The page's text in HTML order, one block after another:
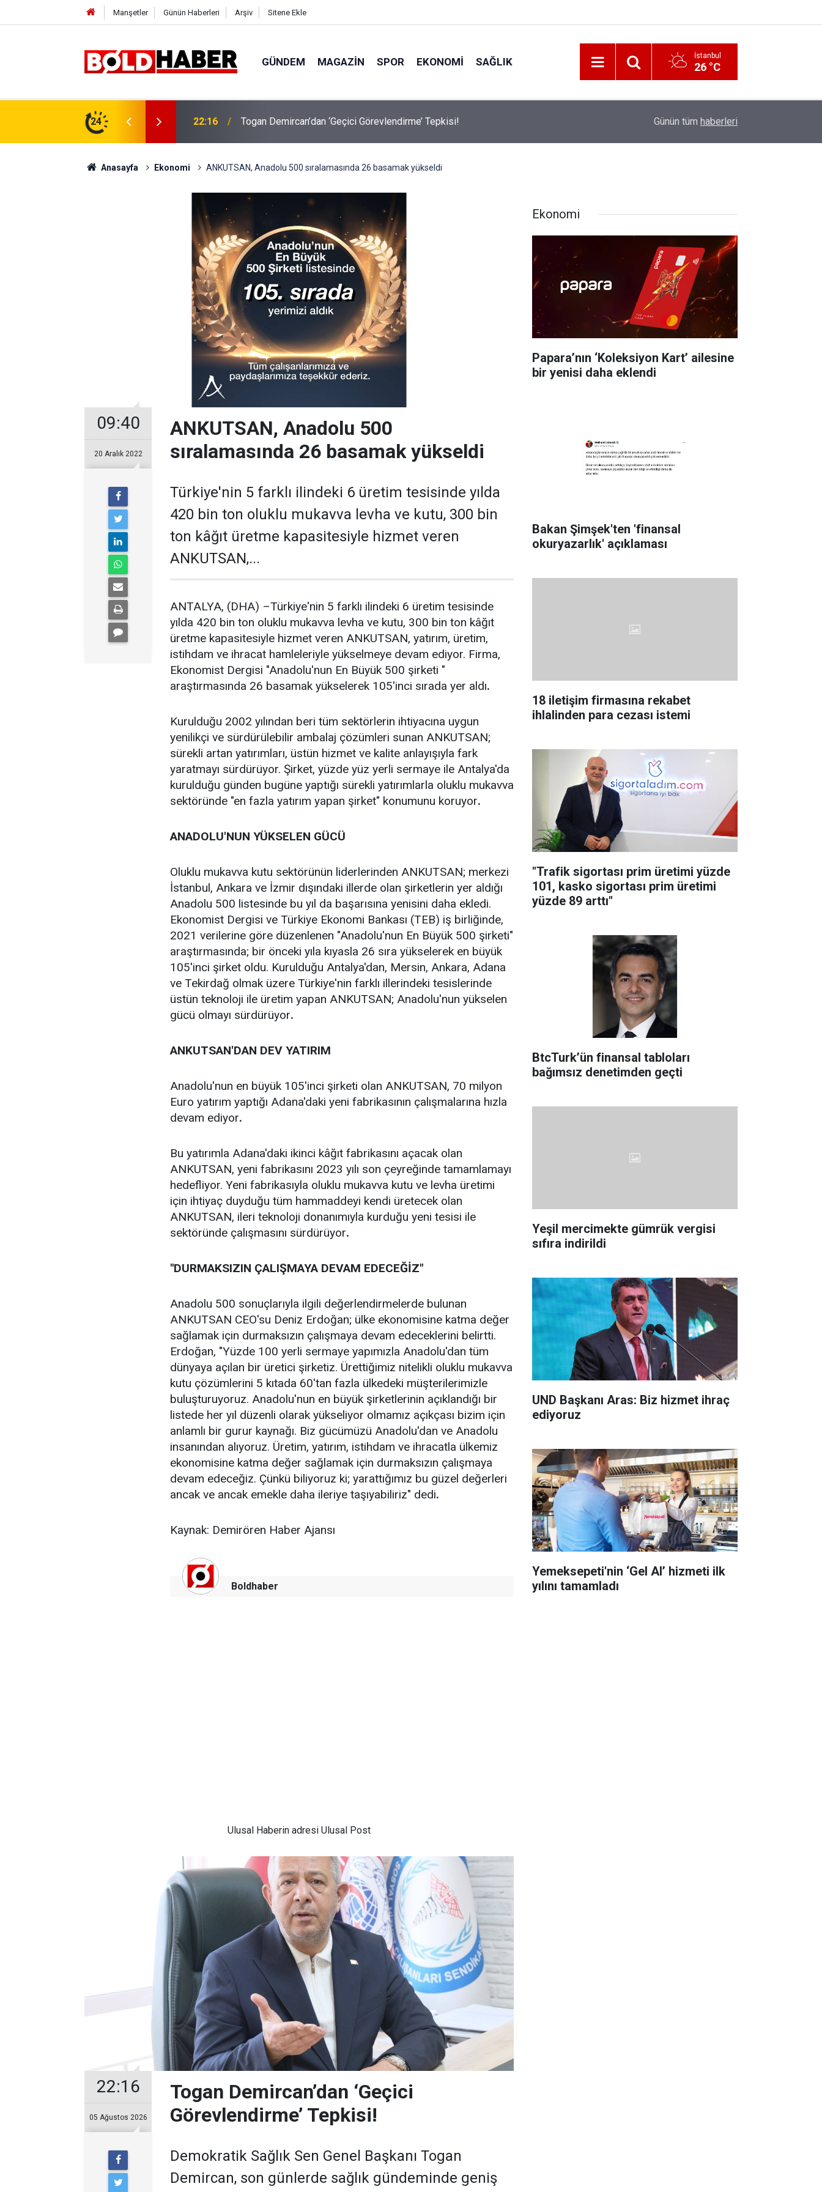
Manşetler Günün Haberleri Arşiv Sitene Ekle
GÜNDEM MAGAZIN SPOR EKONOMI SAĞLIK İstanbul
26 °C
24 19:32 Sıcak Havalarda Ödem Şikayetini Hafife Almayın! İzmir 112’de Kan Donduran İddialar!
Günün tüm haberleri
Anasayfa Ekonomi ANKUTSAN, Anadolu 500 sıralamasında 26 basamak yükseldi
09:40
20 Aralık 2022
ANKUTSAN, Anadolu 500
sıralamasında 26 basamak yükseldi
Türkiye'nin 5 farklı ilindeki 6 üretim tesisinde yılda
420 bin ton oluklu mukavva levha ve kutu, 300 bin
ton kâğıt üretme kapasitesiyle hizmet veren
ANKUTSAN,...
ANTALYA, (DHA) –Türkiye'nin 5 farklı ilindeki 6 üretim tesisinde
yılda 420 bin ton oluklu mukavva levha ve kutu, 300 bin ton kâğıt
üretme kapasitesiyle hizmet veren ANKUTSAN, yatırım, üretim,
istihdam ve ihracat hamleleriyle yükselmeye devam ediyor. Firma,
Ekonomist Dergisi "Anadolu'nun En Büyük 500 şirketi "
araştırmasında 26 basamak yükselerek 105'inci sırada yer aldı.
Kurulduğu 2002 yılından beri tüm sektörlerin ihtiyacına uygun
yenilikçi ve sürdürülebilir ambalaj çözümleri sunan ANKUTSAN;
sürekli artan yatırımları, üstün hizmet ve kalite anlayışıyla fark
yaratmayı sürdürüyor. Şirket, yüzde yüz yerli sermaye ile Antalya'da
kurulduğu günden bugüne yaptığı sürekli yatırımlarla oluklu mukavva
sektöründe "en fazla yatırım yapan şirket" konumunu koruyor.
ANADOLU'NUN YÜKSELEN GÜCÜ
Oluklu mukavva kutu sektörünün liderlerinden ANKUTSAN; merkezi
İstanbul, Ankara ve İzmir dışındaki illerde olan şirketlerin yer aldığı
Anadolu 500 listesinde bu yıl da başarısına yenisini daha ekledi.
Ekonomist Dergisi ve Türkiye Ekonomi Bankası (TEB) iş birliğinde,
2021 verilerine göre düzenlenen "Anadolu'nun En Büyük 500 şirketi"
araştırmasında; bir önceki yıla kıyasla 26 sıra yükselerek en büyük
105'inci şirket oldu. Kurulduğu Antalya'dan, Mersin, Ankara, Adana
ve Tekirdağ olmak üzere Türkiye'nin farklı illerindeki tesislerinde
üstün teknoloji ile üretim yapan ANKUTSAN; Anadolu'nun yükselen
gücü olmayı sürdürüyor.
ANKUTSAN'DAN DEV YATIRIM
Anadolu'nun en büyük 105'inci şirketi olan ANKUTSAN, 70 milyon
Euro yatırım yaptığı Adana'daki yeni fabrikasının çalışmalarına hızla
devam ediyor.
Bu yatırımla Adana'daki ikinci kâğıt fabrikasını açacak olan
ANKUTSAN, yeni fabrikasını 2023 yılı son çeyreğinde tamamlamayı
hedefliyor. Yeni fabrikasıyla oluklu mukavva kutu ve levha üretimi
için ihtiyaç duyduğu tüm hammaddeyi kendi üretecek olan
ANKUTSAN, ileri teknoloji donanımıyla kurduğu yeni tesisi ile
sektöründe çalışmasını sürdürüyor.
"DURMAKSIZIN ÇALIŞMAYA DEVAM EDECEĞİZ"
Anadolu 500 sonuçlarıyla ilgili değerlendirmelerde bulunan
ANKUTSAN CEO'su Deniz Erdoğan; ülke ekonomisine katma değer
sağlamak için durmaksızın çalışmaya devam edeceklerini belirtti.
Erdoğan, "Yüzde 100 yerli sermaye yapımızla Anadolu'dan tüm
dünyaya açılan bir üretici şirketiz. Ürettiğimiz nitelikli oluklu mukavva
kutu çözümlerini 5 kıtada 60'tan fazla ülkedeki müşterilerimizle
buluşturuyoruz. Anadolu'nun en büyük şirketlerinin açıklandığı bir
listede her yıl düzenli olarak yükseliyor olmamız açıkçası bizim için
anlamlı bir gurur kaynağı. Biz gücümüzü Anadolu'dan ve Anadolu
insanından alıyoruz. Üretim, yatırım, istihdam ve ihracatla ülkemiz
ekonomisine katma değer sağlamak için durmaksızın çalışmaya
devam edeceğiz. Çünkü biliyoruz ki; yarattığımız bu güzel değerleri
ancak ve ancak emekle daha ileriye taşıyabiliriz" dedi.
Kaynak: Demirören Haber Ajansı
Boldhaber
Ulusal Haberin adresi Ulusal Post
22:16
05 Ağustos 2026
Togan Demircan’dan ‘Geçici
Görevlendirme’ Tepkisi!
Demokratik Sağlık Sen Genel Başkanı Togan
Demircan, son günlerde sağlık gündeminde geniş
Ekonomi
Papara’nın ‘Koleksiyon Kart’ ailesine
bir yenisi daha eklendi
Bakan Şimşek'ten 'finansal
okuryazarlık' açıklaması
18 iletişim firmasına rekabet
ihlalinden para cezası istemi
"Trafik sigortası prim üretimi yüzde
101, kasko sigortası prim üretimi
yüzde 89 arttı"
BtcTurk’ün finansal tabloları
bağımsız denetimden geçti
Yeşil mercimekte gümrük vergisi
sıfıra indirildi
UND Başkanı Aras: Biz hizmet ihraç
ediyoruz
Yemeksepeti'nin ‘Gel Al’ hizmeti ilk
yılını tamamladı